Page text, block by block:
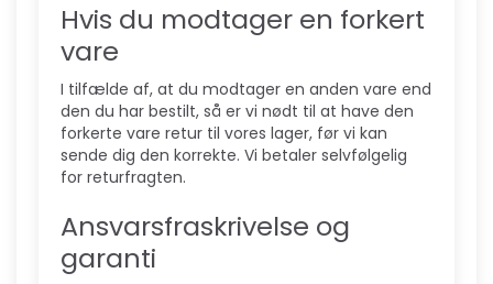
Hvis du modtager en forkert
vare
I tilfælde af, at du modtager en anden vare end
den du har bestilt, så er vi nødt til at have den
forkerte vare retur til vores lager, før vi kan
sende dig den korrekte. Vi betaler selvfølgelig
for returfragten.
Ansvarsfraskrivelse og
garanti